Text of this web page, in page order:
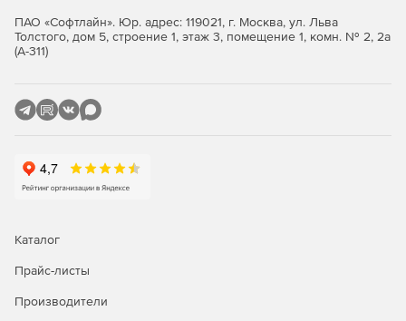
ПАО «Софтлайн». Юр. адрес: 119021, г. Москва, ул. Льва
Толстого, дом 5, строение 1, этаж 3, помещение 1, комн. № 2, 2а
(А-311)
Каталог
Прайс-листы
Производители